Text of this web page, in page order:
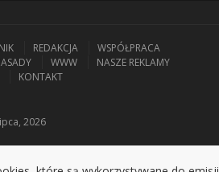
REDAKCJA
WSPÓŁPRACA
WWW
NASZE REKLAMY
KONTAKT
2026